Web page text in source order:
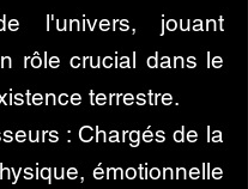
l'univers, jouant
rôle crucial dans le
terrestre.
: Chargés de la
émotionnelle